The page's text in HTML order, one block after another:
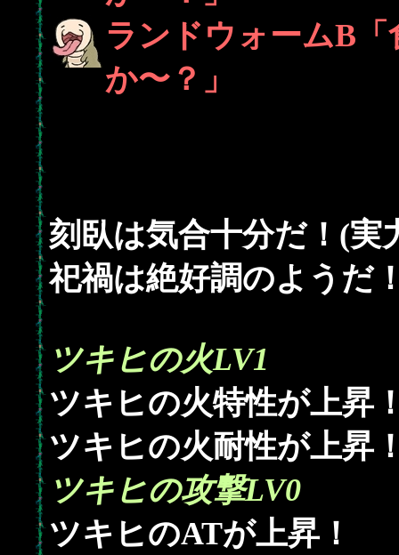
ランドウォームB
か〜？」
刻臥は気合十分だ！(実
祀禍は絶好調のようだ
ツキヒの火LV1
ツキヒの火特性が上昇
ツキヒの火耐性が上昇
ツキヒの攻撃LV0
ツキヒのATが上昇！